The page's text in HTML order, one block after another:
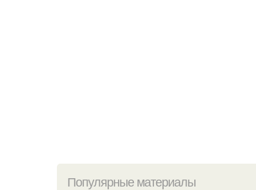
Популярные материалы